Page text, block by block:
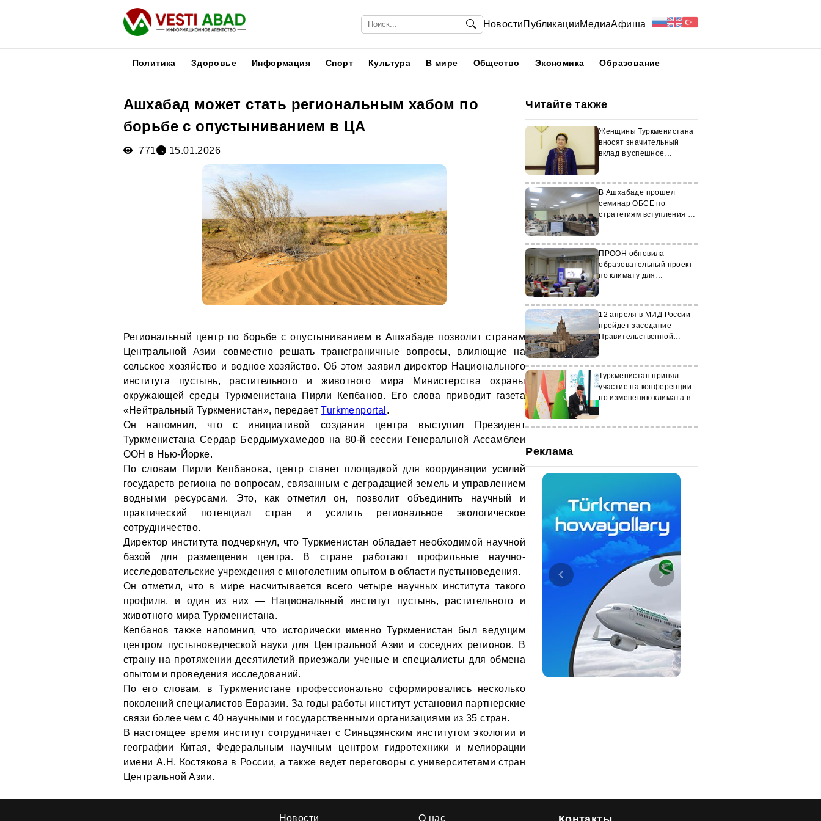
НовостиПубликацииМедиаАфиша
Политика Здоровье Информация Спорт Культура В мире Общество Экономика Образование
Ашхабад может стать региональным хабом по
борьбе с опустыниванием в ЦА
771 15.01.2026
Региональный центр по борьбе с опустыниванием в Ашхабаде позволит странам
Центральной Азии совместно решать трансграничные вопросы, влияющие на
сельское хозяйство и водное хозяйство. Об этом заявил директор Национального
института пустынь, растительного и животного мира Министерства охраны
окружающей среды Туркменистана Пирли Кепбанов. Его слова приводит газета
«Нейтральный Туркменистан», передаетTurkmenportal .
Он напомнил, что с инициативой создания центра выступил Президент
Туркменистана Сердар Бердымухамедов на 80-й сессии Генеральной Ассамблеи
ООН в Нью-Йорке.
По словам Пирли Кепбанова, центр станет площадкой для координации усилий
государств региона по вопросам, связанным с деградацией земель и управлением
водными ресурсами. Это, как отметил он, позволит объединить научный и
практический потенциал стран и усилить региональное экологическое
сотрудничество.
Директор института подчеркнул, что Туркменистан обладает необходимой научной
базой для размещения центра. В стране работают профильные научно-
исследовательские учреждения с многолетним опытом в области пустыноведения.
Он отметил, что в мире насчитывается всего четыре научных института такого
профиля, и один из них — Национальный институт пустынь, растительного и
животного мира Туркменистана.
Кепбанов также напомнил, что исторически именно Туркменистан был ведущим
центром пустыноведческой науки для Центральной Азии и соседних регионов. В
страну на протяжении десятилетий приезжали ученые и специалисты для обмена
опытом и проведения исследований.
По его словам, в Туркменистане профессионально сформировались несколько
поколений специалистов Евразии. За годы работы институт установил партнерские
связи более чем с 40 научными и государственными организациями из 35 стран.
В настоящее время институт сотрудничает с Синьцзянским институтом экологии и
географии Китая, Федеральным научным центром гидротехники и мелиорации
имени А.Н. Костякова в России, а также ведет переговоры с университетами стран
Центральной Азии.
Читайте также
Женщины Туркменистана
вносят значительный
вклад в успешное
В Ашхабаде прошел
семинар ОБСЕ по
стратегиям вступления в
ПРООН обновила
образовательный проект
по климату для
12 апреля в МИД России
пройдет заседание
Правительственной
рубежом
Туркменистан принял
участие на конференции
по изменению климата в
Реклама
Новости О нас